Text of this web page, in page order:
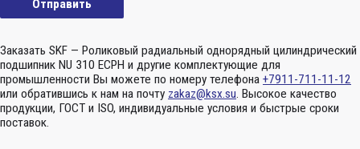
Заказать SKF — Роликовый радиальный однорядный цилиндрический
подшипник NU 310 ECPH и другие комплектующие для
промышленности Вы можете по номеру телефона +7911-711-11-12
или обратившись к нам на почту zakaz@ksx.su. Высокое качество
продукции, ГОСТ и ISO, индивидуальные условия и быстрые сроки
поставок.